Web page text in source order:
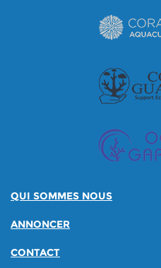
QUI SOMMES NOUS
ANNONCER
CONTACT